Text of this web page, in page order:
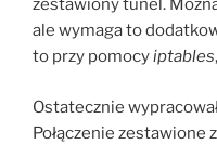
zestawiony tunel.
ale wymaga to
to przy pomocyiptables
Ostatecznie
Połączenie zestawione